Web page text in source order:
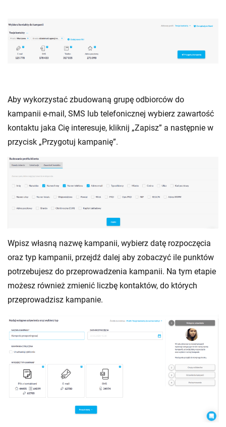
Aby wykorzystać zbudowaną grupę odbiorców do
kampanii e-mail, SMS lub telefonicznej wybierz zawartość
kontaktu jaka Cię interesuje, kliknij „Zapisz” a następnie w
przycisk „Przygotuj kampanię”.
Wpisz własną nazwę kampanii, wybierz datę rozpoczęcia
oraz typ kampanii, przejdź dalej aby zobaczyć ile punktów
potrzebujesz do przeprowadzenia kampanii. Na tym etapie
możesz również zmienić liczbę kontaktów, do których
przeprowadzisz kampanie.